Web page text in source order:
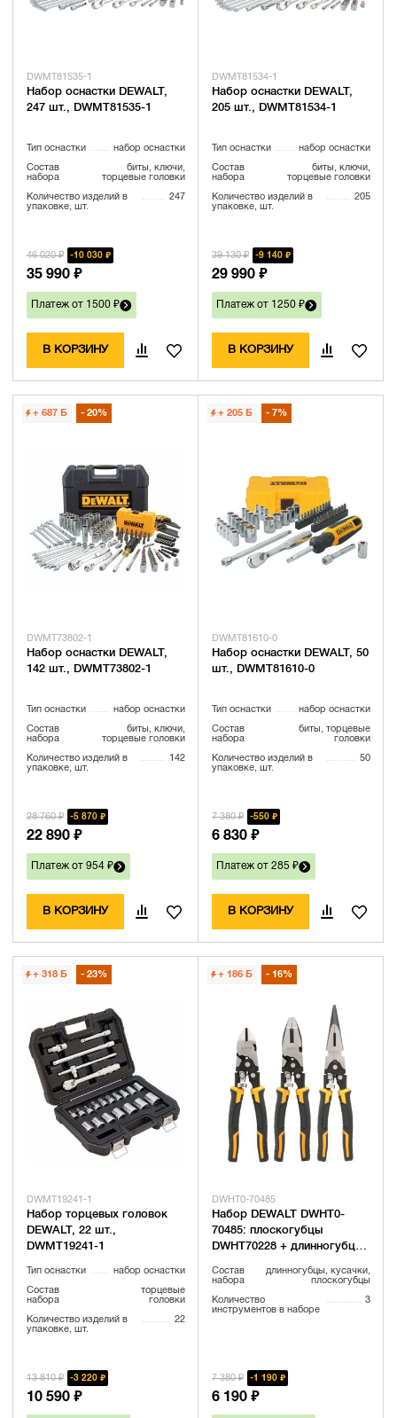
DWMT81535-1
Набор оснастки DEWALT,
247 шт., DWMT81535-1
Тип оснастки набор оснастки
Состав
набора
биты, ключи,
торцевые головки
Количество изделий в
упаковке, шт.
247
46 020 ₽ 10 030 ₽
35 990 ₽
Платеж от 1500 ₽
В КОРЗИНУ
DWMT81534-1
Набор оснастки DEWALT,
205 шт., DWMT81534-1
Тип оснастки набор оснастки
Состав
набора
биты, ключи,
торцевые головки
Количество изделий в
упаковке, шт.
205
39 130 ₽ 9 140 ₽
29 990 ₽
Платеж от 1250 ₽
В КОРЗИНУ
+ 687 Б 20%
DWMT73802-1
Набор оснастки DEWALT,
142 шт., DWMT73802-1
Тип оснастки набор оснастки
Состав
набора
биты, ключи,
торцевые головки
Количество изделий в
упаковке, шт.
142
28 760 ₽ 5 870 ₽
22 890 ₽
Платеж от 954 ₽
В КОРЗИНУ
+ 205 Б 7%
DWMT81610-0
Набор оснастки DEWALT, 50
шт., DWMT81610-0
Тип оснастки набор оснастки
Состав
набора
биты, торцевые
головки
Количество изделий в
упаковке, шт.
50
7 380 ₽ 550 ₽
6 830 ₽
Платеж от 285 ₽
В КОРЗИНУ
+ 318 Б 23%
DWMT19241-1
Набор торцевых головок
DEWALT, 22 шт.,
DWMT19241-1
Тип оснастки набор оснастки
Состав
набора
торцевые
головки
Количество изделий в
упаковке, шт.
22
13 810 ₽ 3 220 ₽
10 590 ₽
+ 186 Б 16%
DWHT0-70485
Набор DEWALT DWHT0-
70485: плоскогубцы
DWHT70228 + длинногубцы
DWHT70229
Состав
набора
длинногубцы, кусачки,
плоскогубцы
Количество
инструментов в наборе
3
7 380 ₽ 1 190 ₽
6 190 ₽